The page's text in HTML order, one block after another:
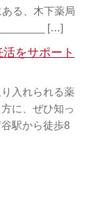
る、木下薬局
[…]
をサポート
入れられる薬
に、ぜひ知っ
駅から徒歩8